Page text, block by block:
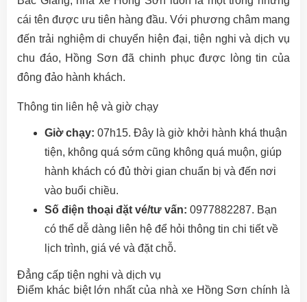
cái tên được ưu tiên hàng đầu. Với phương châm mang
đến trải nghiệm di chuyển hiện đại, tiện nghi và dịch vụ
chu đáo, Hồng Sơn đã chinh phục được lòng tin của
đông đảo hành khách.
Thông tin liên hệ và giờ chạy
Giờ chạy: 07h15. Đây là giờ khởi hành khá thuận
tiện, không quá sớm cũng không quá muộn, giúp
hành khách có đủ thời gian chuẩn bị và đến nơi
vào buổi chiều.
Số điện thoại đặt vé/tư vấn: 0977882287. Bạn
có thể dễ dàng liên hệ để hỏi thông tin chi tiết về
lịch trình, giá vé và đặt chỗ.
Đẳng cấp tiện nghi và dịch vụ
Điểm khác biệt lớn nhất của nhà xe Hồng Sơn chính là